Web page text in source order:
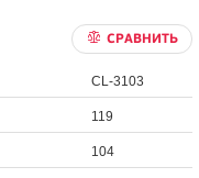
СРАВНИТЬ
CL-3103
119
104